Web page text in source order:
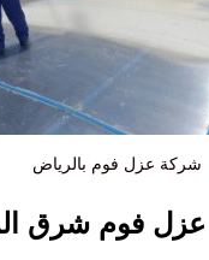
شركة عزل فوم بالرياض
فوم شرق